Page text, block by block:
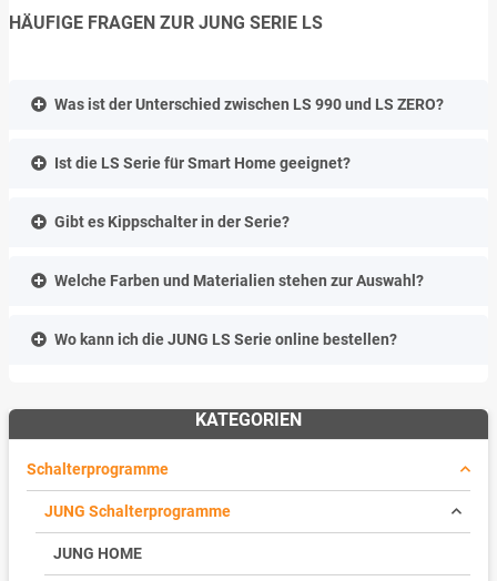
HÄUFIGE FRAGEN ZUR JUNG SERIE LS
Was ist der Unterschied zwischen LS 990 und LS ZERO?
Ist die LS Serie für Smart Home geeignet?
Gibt es Kippschalter in der Serie?
Welche Farben und Materialien stehen zur Auswahl?
Wo kann ich die JUNG LS Serie online bestellen?
KATEGORIEN
Schalterprogramme
JUNG Schalterprogramme
JUNG HOME